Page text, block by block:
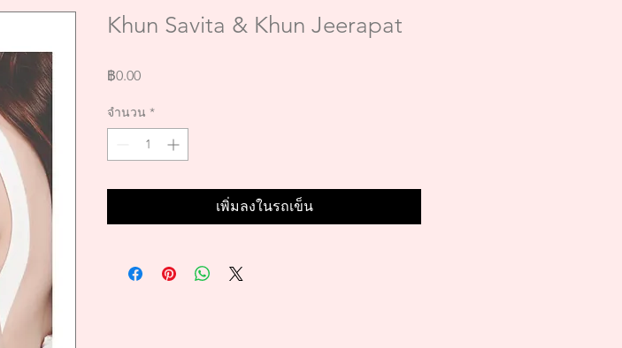
Khun Savita & Khun Jeerapat
฿0.00ราคา
จำนวน *
เพิ่มลงในรถเข็น